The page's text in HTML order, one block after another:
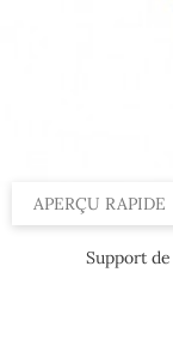
APERÇU RAPIDE
Support